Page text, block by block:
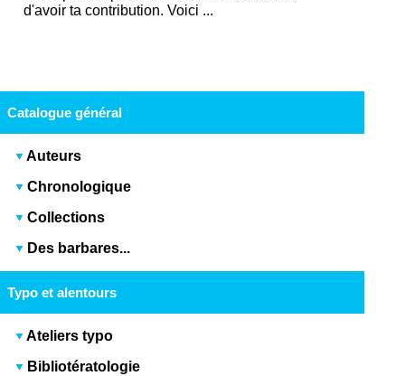
d'avoir ta contribution. Voici ...
Catalogue général
Auteurs
Chronologique
Collections
Des barbares...
Typo et alentours
Ateliers typo
Bibliotératologie